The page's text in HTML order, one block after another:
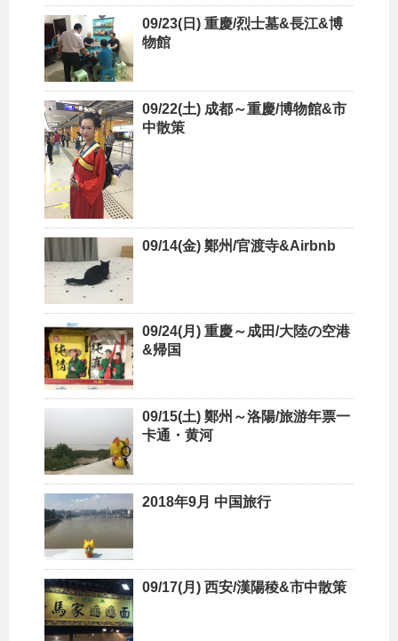
09/23(日) 重慶/烈士墓&長江&博
物館
09/22(土) 成都～重慶/博物館&市
中散策
09/14(金) 鄭州/官渡寺&Airbnb
09/24(月) 重慶～成田/大陸の空港
&帰国
09/15(土) 鄭州～洛陽/旅游年票一
卡通・黄河
2018年9月 中国旅行
09/17(月) 西安/漢陽稜&市中散策